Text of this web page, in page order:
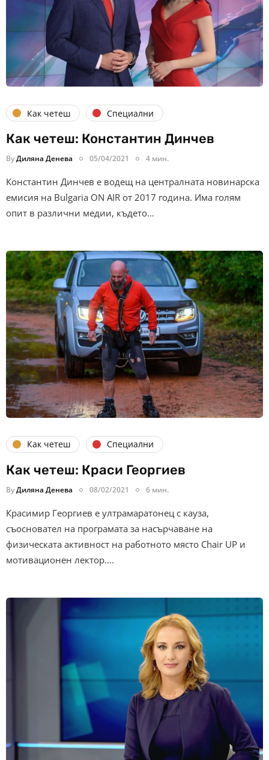
Как четеш Специални
Как четеш: Константин Динчев
ByДиляна Денева 05/04/2021 4 мин.
Константин Динчев е водещ на централната новинарска
емисия на Bulgaria ON AIR от 2017 година. Има голям
опит в различни медии, където…
Как четеш Специални
Как четеш: Краси Георгиев
ByДиляна Денева 08/02/2021 6 мин.
Красимир Георгиев е ултрамаратонец с кауза,
съосновател на програмата за насърчаване на
физическата активност на работното място Chair UP и
мотивационен лектор….